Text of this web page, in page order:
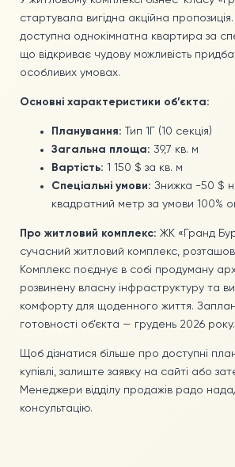
4-КІМНАТНІ
УМОВИ ТА ВАРІАНТИ
РОЗСТРОЧКА ВІД
КВАРТИРИ В КРЕДИТ
ДЛЯ
НОВИНИ
стартувала вигідна акційна
доступна однокімнатна квартира за
що відкриває чудову можливість
особливих умовах.
Основні характеристики об’єкта:
Планування: Тип 1Г (10 секція)
Загальна площа: 39,7 кв. м
Вартість: 1 150 $ за кв. м
Спеціальні умови: Знижка -50 $
квадратний метр за умови 100%
Про житловий комплекс: ЖК «Гранд
сучасний житловий комплекс,
Комплекс поєднує в собі продуману
розвинену власну інфраструктуру та
комфорту для щоденного життя.
готовності об’єкта — грудень 2026 року.
Щоб дізнатися більше про доступні
купівлі, залиште заявку на сайті або
Менеджери відділу продажів радо
консультацію.